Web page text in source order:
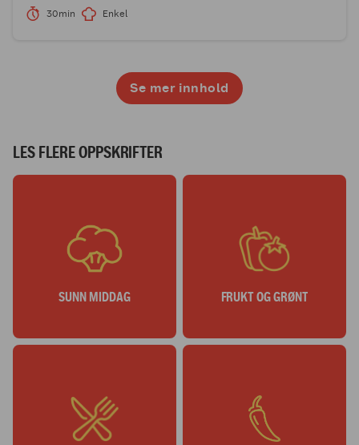
30min Enkel
Se mer innhold
LES FLERE OPPSKRIFTER
SUNN MIDDAG FRUKT OG GRØNT